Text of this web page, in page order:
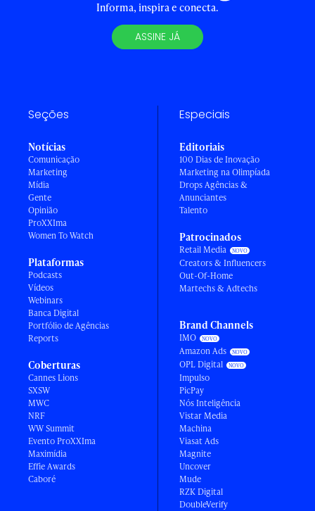
Informa, inspira e conecta.
ASSINE JÁ
Seções
Notícias
Comunicação
Marketing
Mídia
Gente
Opinião
ProXXIma
Women To Watch
Plataformas
Podcasts
Vídeos
Webinars
Banca Digital
Portfólio de Agências
Reports
Coberturas
Cannes Lions
SXSW
MWC
NRF
WW Summit
Evento ProXXIma
Maximídia
Effie Awards
Caboré
Especiais
Editoriais
100 Dias de Inovação
Marketing na Olimpíada
Drops Agências &
Anunciantes
Talento
Patrocinados
Retail Media
Creators & Influencers
Out-Of-Home
Martechs & Adtechs
Brand Channels
IMO
Amazon Ads
OPL Digital
Impulso
PicPay
Nós Inteligência
Vistar Media
Machina
Viasat Ads
Magnite
Uncover
Mude
RZK Digital
DoubleVerify